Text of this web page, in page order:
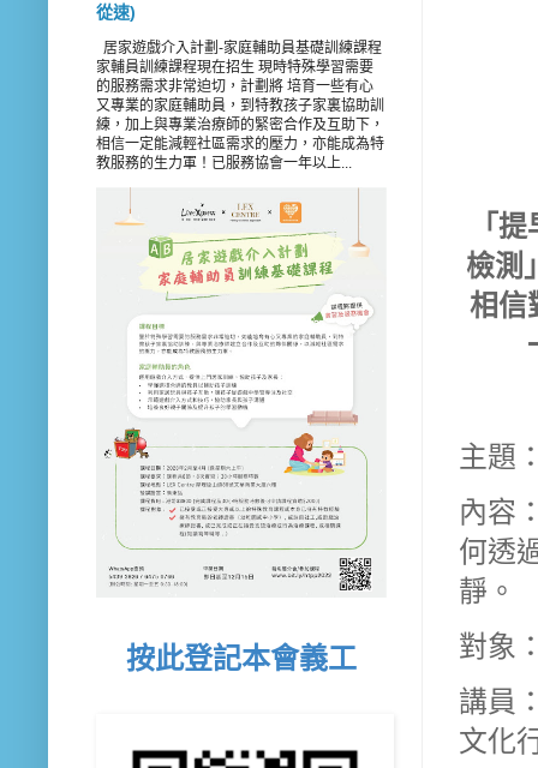
「
檢測
相信
主題
內容
何透
靜。
對象
講員
文化
從速)
居家遊戲介入計劃-家庭輔助員基礎訓練課程
家輔員訓練課程現在招生 現時特殊學習需要
的服務需求非常迫切，計劃將 培育一些有心
又專業的家庭輔助員，到特教孩子家裏協助訓
練，加上與專業治療師的緊密合作及互助下，
相信一定能減輕社區需求的壓力，亦能成為特
教服務的生力軍！已服務協會一年以上...
按此登記本會義工